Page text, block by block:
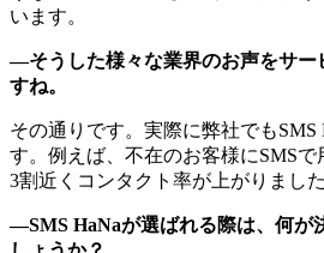
います。
―そうした様々な業界のお声をサー
すね。
その通りです。実際に弊社でもSMS
す。例えば、不在のお客様にSMS
3割近くコンタクト率が上がりました
―SMS HaNaが選ばれる際は、何が